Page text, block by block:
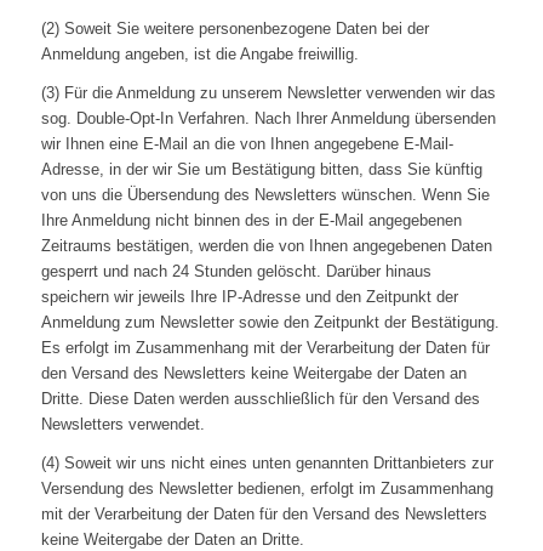
(2) Soweit Sie weitere personenbezogene Daten bei der
Anmeldung angeben, ist die Angabe freiwillig.
(3) Für die Anmeldung zu unserem Newsletter verwenden wir das
sog. Double-Opt-In Verfahren. Nach Ihrer Anmeldung übersenden
wir Ihnen eine E-Mail an die von Ihnen angegebene E-Mail-
Adresse, in der wir Sie um Bestätigung bitten, dass Sie künftig
von uns die Übersendung des Newsletters wünschen. Wenn Sie
Ihre Anmeldung nicht binnen des in der E-Mail angegebenen
Zeitraums bestätigen, werden die von Ihnen angegebenen Daten
gesperrt und nach 24 Stunden gelöscht. Darüber hinaus
speichern wir jeweils Ihre IP-Adresse und den Zeitpunkt der
Anmeldung zum Newsletter sowie den Zeitpunkt der Bestätigung.
Es erfolgt im Zusammenhang mit der Verarbeitung der Daten für
den Versand des Newsletters keine Weitergabe der Daten an
Dritte. Diese Daten werden ausschließlich für den Versand des
Newsletters verwendet.
(4) Soweit wir uns nicht eines unten genannten Drittanbieters zur
Versendung des Newsletter bedienen, erfolgt im Zusammenhang
mit der Verarbeitung der Daten für den Versand des Newsletters
keine Weitergabe der Daten an Dritte.